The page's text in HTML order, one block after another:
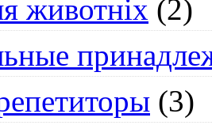
животніх (2)
(3)